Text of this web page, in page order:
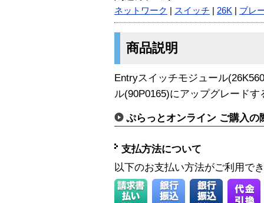
ネットワーク スイッチ 26K ブレ
商品説明
Entryスイッチモジュール
ル(90P0165)にアップグレード
ぷらっとオンライン ご購入の
支払方法について
以下のお支払い方法がご利用で